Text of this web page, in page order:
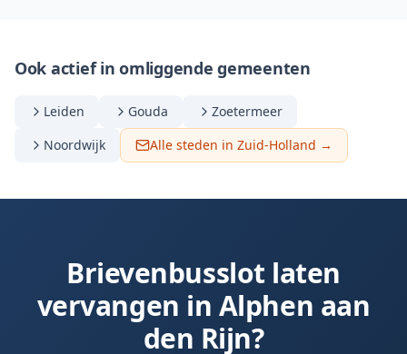
Ook actief in omliggende gemeenten
Leiden Gouda
Zoetermeer
Noordwijk
Alle steden in Zuid-Holland →
Brievenbusslot laten
vervangen in Alphen aan
den Rijn?